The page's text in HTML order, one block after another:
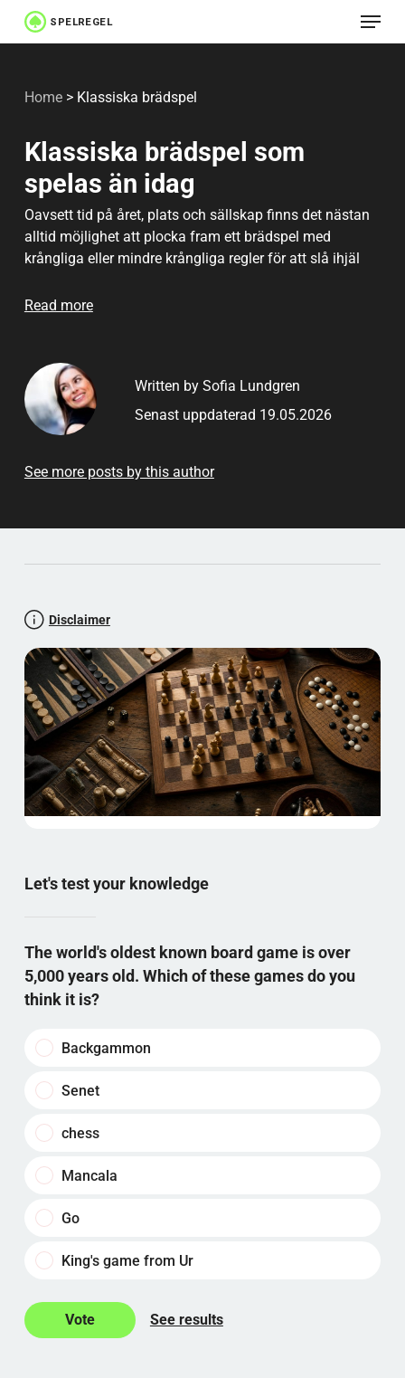
Skip
to
content
Menu
Home >Klassiska brädspel
Klassiska brädspel som
spelas än idag
Oavsett tid på året, plats och sällskap finns det nästan
alltid möjlighet att plocka fram ett brädspel med
krångliga eller mindre krångliga regler för att slå ihjäl
det finns ett par spel som har funnits med under väldigt
Read more
Written by Sofia Lundgren
Senast uppdaterad 19.05.2026
See more posts by this author
Disclaimer
Let's test your knowledge
The world's oldest known board game is over
5,000 years old. Which of these games do you
think it is?
Backgammon
Senet
chess
Mancala
Go
King's game from Ur
See results